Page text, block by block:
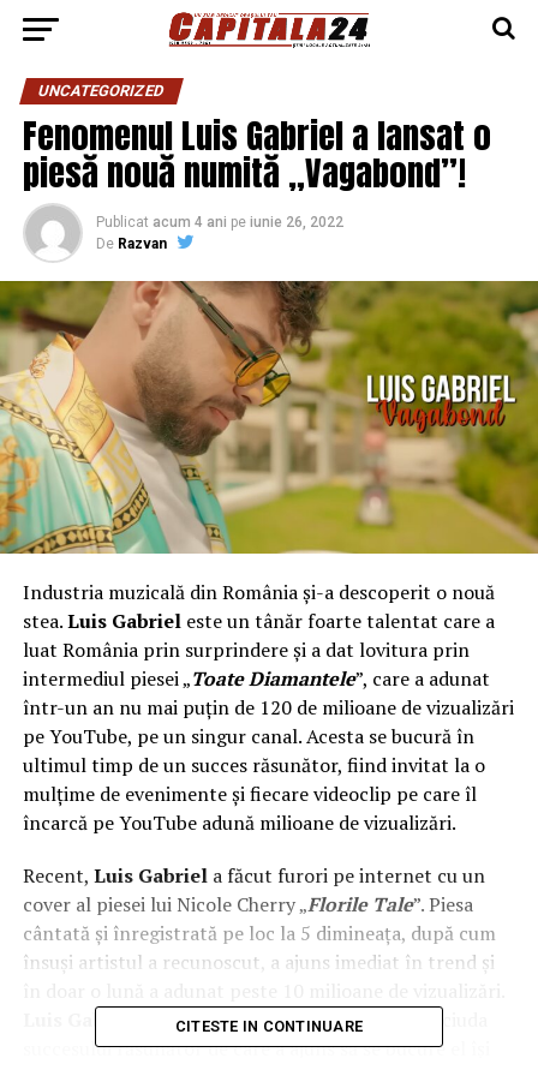
UNCATEGORIZED
Fenomenul Luis Gabriel a lansat o
piesă nouă numită „Vagabond”!
Publicat acum 4 ani pe iunie 26, 2022
De Razvan
Industria muzicală din România şi-a descoperit o nouă
stea.Luis Gabrieleste un tânăr foarte talentat care a
luat România prin surprindere şi a dat lovitura prin
intermediul piesei „Toate Diamantele”, care a adunat
într-un an nu mai puţin de 120 de milioane de vizualizări
pe YouTube, pe un singur canal. Acesta se bucură în
ultimul timp de un succes răsunător, fiind invitat la o
mulţime de evenimente şi fiecare videoclip pe care îl
încarcă pe YouTube adună milioane de vizualizări.
Recent, Luis Gabriela făcut furori pe internet cu un
cover al piesei lui Nicole Cherry „Florile Tale”. Piesa
cântată şi înregistrată pe loc la 5 dimineaţa, după cum
însuşi artistul a recunoscut, a ajuns imediat în trend şi
este un adevărat fenomen, însă în ciuda
succesului răsunător de care a ajuns să se bucure el îşi
CITESTE IN CONTINUARE